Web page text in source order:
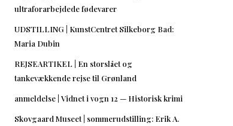
ultraforarbejdede fødevarer
UDSTILLING | KunstCentret Silkeborg Bad:
Maria Dubin
REJSEARTIKEL | En storslået og
tankevækkende rejse til Grønland
anmeldelse | Vidnet i vogn 12 — Historisk krimi
Skovgaard Museet | sommerudstilling: Erik A.